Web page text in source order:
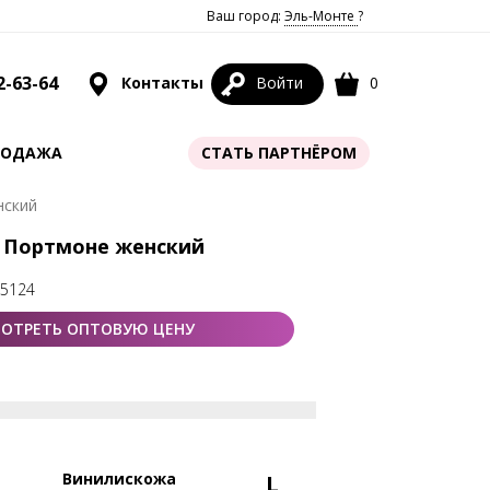
Ваш город: Эль-Монте ?
63-64 Контакты Войти 0
СТАТЬ ПАРТНЁРОМ
Портмоне женский
ОПТОВУЮ ЦЕНУ
Винилискожа L